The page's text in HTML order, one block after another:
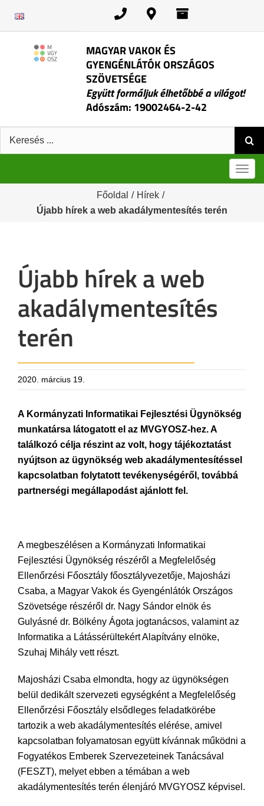
MAGYAR VAKOK ÉS
GYENGÉNLÁTÓK ORSZÁGOS
SZÖVETSÉGE
Együtt formáljuk élhetőbbé a világot!
Adószám: 19002464-2-42
Keresés:
Főoldal / Hírek /
Újabb hírek a web akadálymentesítés terén
Újabb hírek a web
akadálymentesítés
terén
2020. március 19.
A Kormányzati Informatikai Fejlesztési Ügynökség
munkatársa látogatott el az MVGYOSZ-hez. A
találkozó célja részint az volt, hogy tájékoztatást
nyújtson az ügynökség web akadálymentesítéssel
kapcsolatban folytatott tevékenységéről, továbbá
partnerségi megállapodást ajánlott fel.
A megbeszélésen a Kormányzati Informatikai
Fejlesztési Ügynökség részéről a Megfelelőség
Ellenőrzési Főosztály főosztályvezetője, Majosházi
Csaba, a Magyar Vakok és Gyengénlátók Országos
Szövetsége részéről dr. Nagy Sándor elnök és
Gulyásné dr. Bölkény Ágota jogtanácsos, valamint az
Informatika a Látássérültekért Alapítvány elnöke,
Szuhaj Mihály vett részt.
Majosházi Csaba elmondta, hogy az ügynökségen
belül dedikált szervezeti egységként a Megfelelőség
Ellenőrzési Főosztály elsődleges feladatkörébe
tartozik a web akadálymentesítés elérése, amivel
kapcsolatban folyamatosan együtt kívánnak működni a
Fogyatékos Emberek Szervezeteinek Tanácsával
(FESZT), melyet ebben a témában a web
akadálymentesítés terén élenjáró MVGYOSZ képvisel.